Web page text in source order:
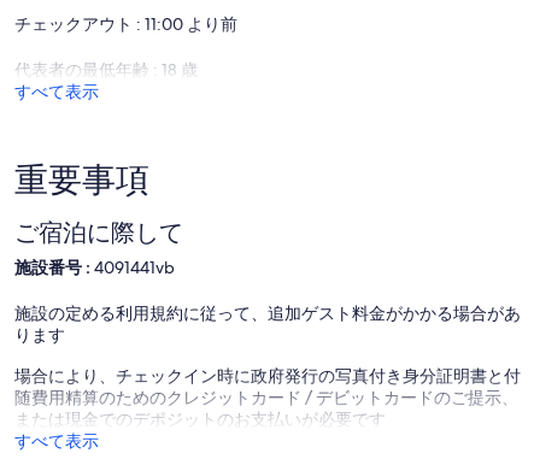
———————————————
During your stay, you will have access to the property and amenities
according to the following schedule:
✦ Public or shared fitness center open from 6:00AM to 10:00PM,
✦ Pool is available.
———————————————
Other Things to Note:
There are several additional things to note:
✦ A mandatory resort fee of $20.00 per night will be collected upon
チェックアウト : 11:00 より前
代表者の最低年齢 : 18 歳
すべて表示
重要事項
ご宿泊に際して
施設番号 : 4091441vb
施設の定める利用規約に従って、追加ゲスト料金がかかる場合があ
ります
場合により、チェックイン時に政府発行の写真付き身分証明書と付
随費用精算のためのクレジットカード / デビットカードのご提示、
または現金でのデポジットのお支払いが必要です
すべて表示